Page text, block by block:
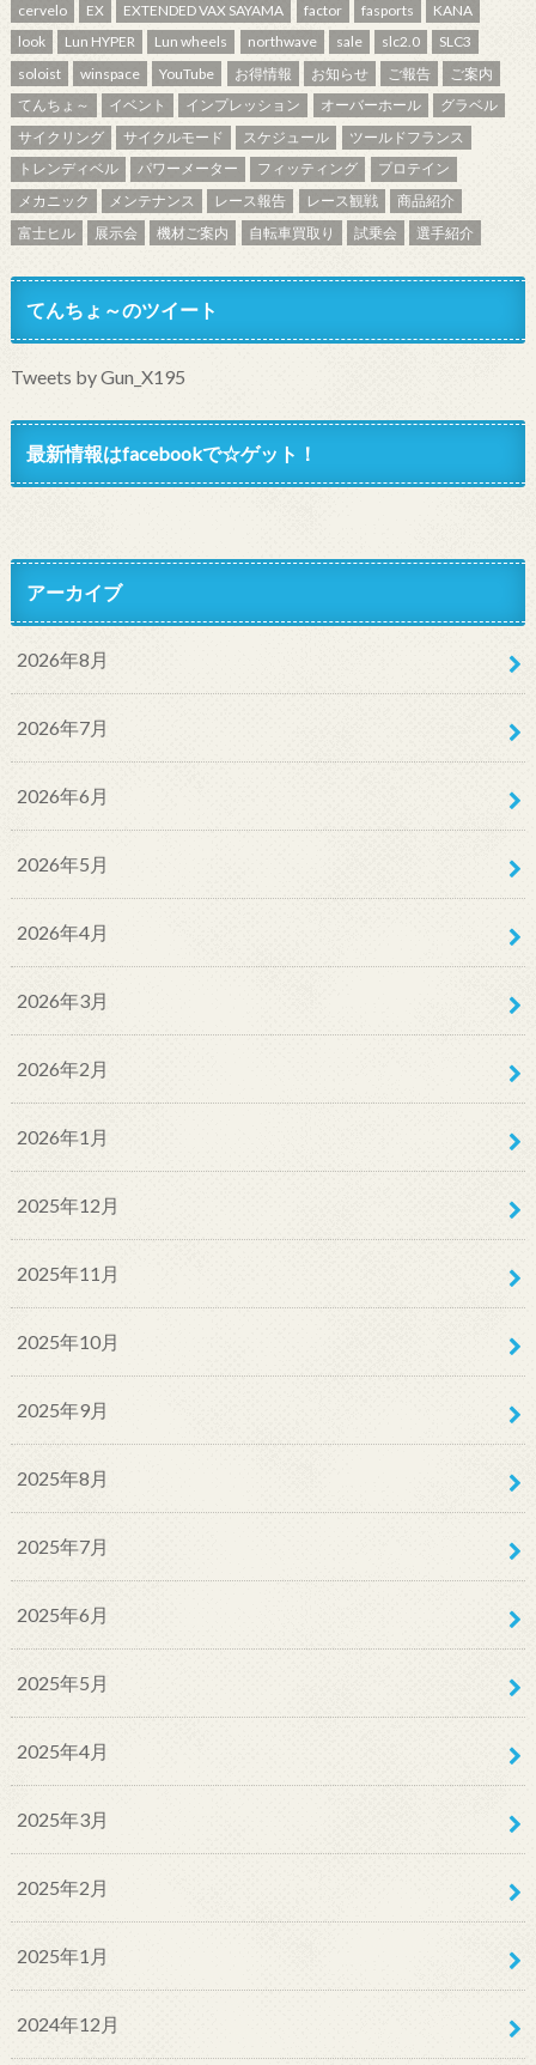
cervelo EX EXTENDED VAX SAYAMA factor fasports
KANA
look
Lun HYPER Lun wheels northwave sale slc2.0
SLC3
soloist
winspace YouTube お得情報 お知らせ ご報告
ご案内
てんちょ～
イベント インプレッション オーバーホール
グラベル
サイクリング
サイクルモード スケジュール
ツールドフランス
トレンディベル
パワーメーター フィッティング
プロテイン
メカニック
メンテナンス レース報告 レース観戦
商品紹介
富士ヒル
展示会 機材ご案内 自転車買取り 試乗会 選手紹介
てんちょ～のツイート
Tweets by Gun_X195
最新情報はfacebookで☆ゲット！
アーカイブ
2026年8月
2026年7月
2026年6月
2026年5月
2026年4月
2026年3月
2026年2月
2026年1月
2025年12月
2025年11月
2025年10月
2025年9月
2025年8月
2025年7月
2025年6月
2025年5月
2025年4月
2025年3月
2025年2月
2025年1月
2024年12月